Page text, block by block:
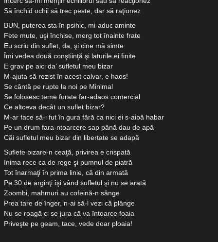
Să închid ochii să trec peste, dar să raţionez
BUN, puterea sta în psihic, mi-aduc aminte
Fete mute, uşi închise, merg tot înainte frate
Eu scriu din suflet, da, şi cine mă simte
Îmi vedea două conştiinţă şi laturile ei finite
E grav pe aici da’ sufletul meu bizar
M-ajuta să rezist în acest calvar, e haos!
Se cântă pe rupte la noi pe Minimal
Se folosesc teme furate far-adaos comercial
Ce altceva decât un suflet bizar?
M-ar face să-i fut în gura fără ca nici ei s-aibă habar
Pe un drum fara-ntoarcere sap până dau de apă
Căi sufletul meu bizar din libertate se adapă
Suflete bizare-n ceaţă, privirea e crispată
Inima rece ca de rege şi pumnul de piatră
Tot înarmaţi în prima linie, că din armată
Pe 30 de arginţi îşi vând sufletul şi nu se arată
Zoombi, mahmuri au cofeină-n sânge
Prea tare de înger, n-ai să-l vezi că plânge
Nu se roagă ci se jura că va întoarce foaia
Priveşte pe geam, tace, vede doar ploaia!